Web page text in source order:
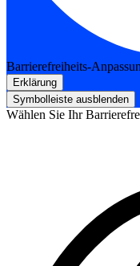
Barrierefreiheits-
Erklärung
Symbolleiste ausblenden
Wählen Sie Ihr